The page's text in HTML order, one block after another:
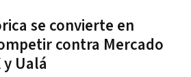
se convierte en
contra Mercado
y Ualá